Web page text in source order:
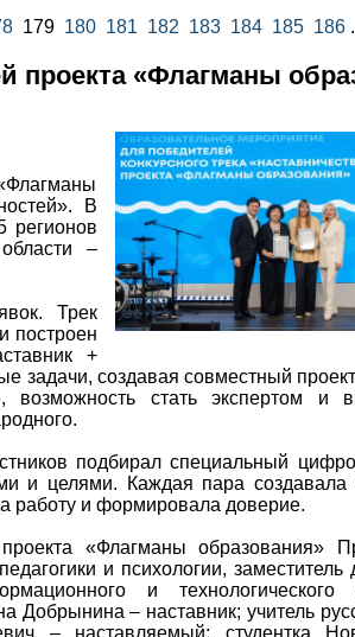
179 180 181 182 183 184 185 186
«Флагманы
В
регионов
–
Трек
построен
+
задачи, создавая совместный
возможность стать экспертом и
подбирал специальный
и целями. Каждая пара создавала
работу и формировала доверие.
«Флагманы образования»
и психологии, заместитель
и технологического
Добрынина – наставник; учитель
– наставляемый; студентка